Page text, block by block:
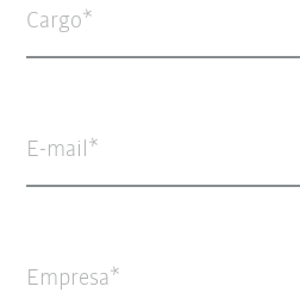
Cargo
E-mail
Empresa